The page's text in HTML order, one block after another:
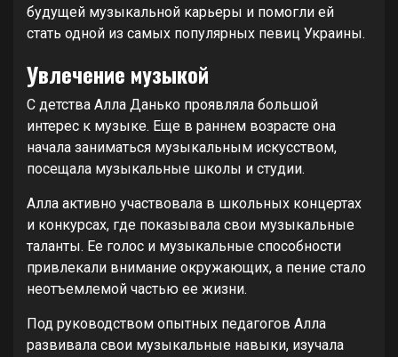
будущей музыкальной карьеры и помогли ей
стать одной из самых популярных певиц Украины.
Увлечение музыкой
С детства Алла Данько проявляла большой
интерес к музыке. Еще в раннем возрасте она
начала заниматься музыкальным искусством,
посещала музыкальные школы и студии.
Алла активно участвовала в школьных концертах
и конкурсах, где показывала свои музыкальные
таланты. Ее голос и музыкальные способности
привлекали внимание окружающих, а пение стало
неотъемлемой частью ее жизни.
Под руководством опытных педагогов Алла
развивала свои музыкальные навыки, изучала